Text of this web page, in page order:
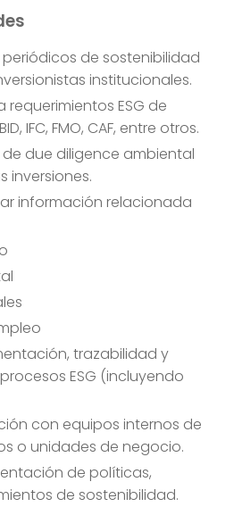
de sostenibilidad
institucionales.
requerimientos ESG de
IFC, FMO, CAF, entre otros.
due diligence ambiental
inversiones.
información relacionada
trazabilidad y
ESG (incluyendo
con equipos internos de
o unidades de negocio.
de políticas,
de sostenibilidad.